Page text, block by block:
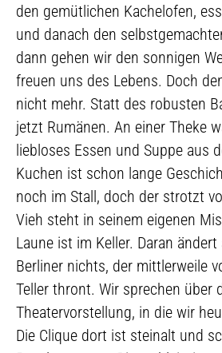
den gemütlichen Kachelofen,
und danach den
dann gehen wir den sonnigen
freuen uns des Lebens. Doch
nicht mehr. Statt des robusten
jetzt Rumänen. An einer Theke
liebloses Essen und Suppe aus
Kuchen ist schon lange
noch im Stall, doch der strotzt
Vieh steht in seinem eigenen
Laune ist im Keller. Daran
Berliner nichts, der mittlerweile
Teller thront. Wir sprechen über
Theatervorstellung, in die wir
Die Clique dort ist steinalt und